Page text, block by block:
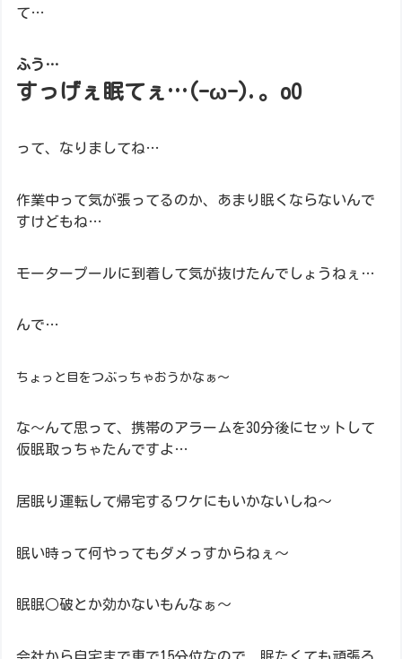
て…
ふう…
すっげぇ眠てぇ…(-ω-).。oO
って、なりましてね…
作業中って気が張ってるのか、あまり眠くならないんで
すけどもね…
モータープールに到着して気が抜けたんでしょうねぇ…
んで…
ちょっと目をつぶっちゃおうかなぁ～
な～んて思って、携帯のアラームを30分後にセットして
仮眠取っちゃたんですよ…
居眠り運転して帰宅するワケにもいかないしね～
眠い時って何やってもダメっすからねぇ～
眠眠○破とか効かないもんなぁ～
会社から自宅まで車で15分位なので、眠たくても頑張ろ